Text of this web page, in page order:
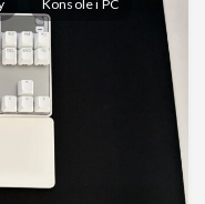
Konsole i PC